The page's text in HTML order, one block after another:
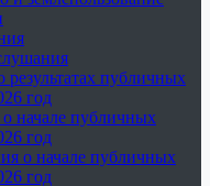
результатах публичных
год
начале публичных
год
о начале публичных
год